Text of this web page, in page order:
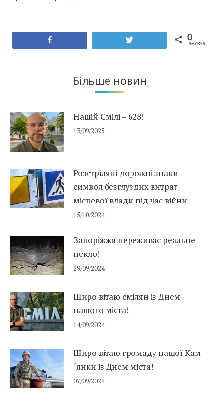
0
SHARES
Більше новин
Нашій Смілі – 628!
13/09/2025
Розстріляні дорожні знаки –
символ безглуздих витрат
місцевої влади під час війни
15/10/2024
Запоріжжя переживає реальне
пекло!
29/09/2024
Щиро вітаю смілян із Днем
нашого міста!
14/09/2024
Щиро вітаю громаду нашої Кам
´янки із Днем міста!
07/09/2024